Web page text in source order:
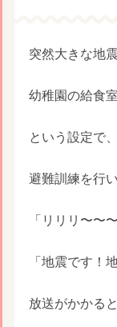
突然大きな地
幼稚園の給食
という設定で
避難訓練を行
「リリリ〜〜
「地震です
放送がかかる